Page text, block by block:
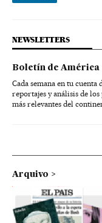
NEWSLETTERS
Boletín de América
Cada semana en tu
reportajes y análisis de
más relevantes del
Arquivo